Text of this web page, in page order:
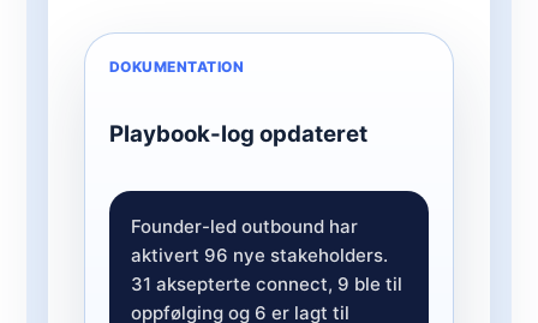
DOKUMENTATION
Playbook-log opdateret
Founder-led outbound har
aktivert 96 nye stakeholders.
31 aksepterte connect, 9 ble til
oppfølging og 6 er lagt til